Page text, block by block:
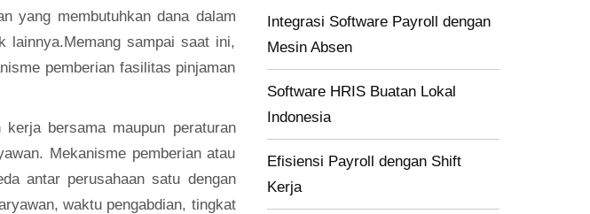
yang membutuhkan dana dalam
lainnya.Memang sampai saat ini,
pemberian fasilitas pinjaman
bersama maupun peraturan
Mekanisme pemberian atau
antar perusahaan satu dengan
waktu pengabdian, tingkat
Integrasi Software Payroll dengan
Mesin Absen
Software HRIS Buatan Lokal
Indonesia
Efisiensi Payroll dengan Shift
Kerja